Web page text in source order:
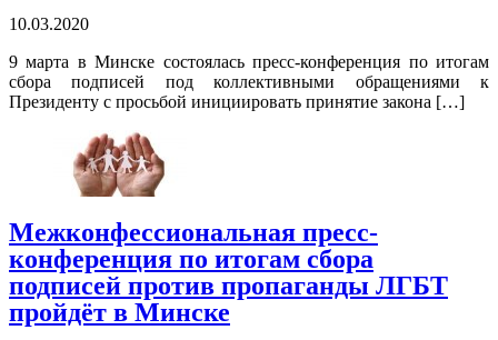
10.03.2020
9 марта в Минске состоялась пресс-конференция по итогам
сбора подписей под коллективными обращениями к
Президенту с просьбой инициировать принятие закона […]
Межконфессиональная пресс-
конференция по итогам сбора
подписей против пропаганды ЛГБТ
пройдёт в Минске